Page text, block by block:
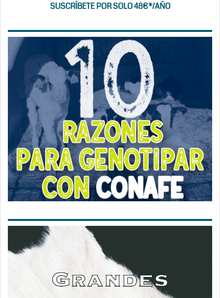
SUSCRÍBETE POR SOLO 48€*/AÑO